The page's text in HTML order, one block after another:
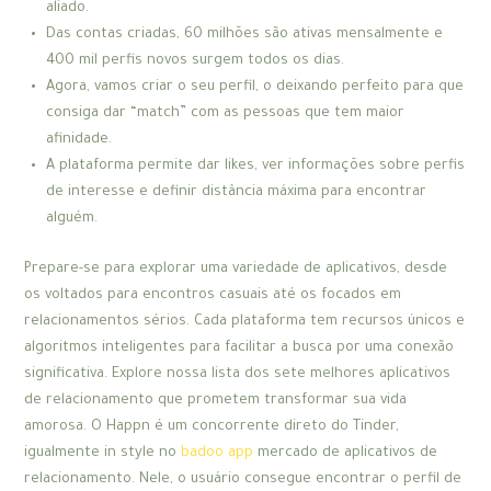
aliado.
Das contas criadas, 60 milhões são ativas mensalmente e
400 mil perfis novos surgem todos os dias.
Agora, vamos criar o seu perfil, o deixando perfeito para que
consiga dar “match” com as pessoas que tem maior
afinidade.
A plataforma permite dar likes, ver informações sobre perfis
de interesse e definir distância máxima para encontrar
alguém.
Prepare-se para explorar uma variedade de aplicativos, desde
os voltados para encontros casuais até os focados em
relacionamentos sérios. Cada plataforma tem recursos únicos e
algoritmos inteligentes para facilitar a busca por uma conexão
significativa. Explore nossa lista dos sete melhores aplicativos
de relacionamento que prometem transformar sua vida
amorosa. O Happn é um concorrente direto do Tinder,
igualmente in style no badoo app mercado de aplicativos de
relacionamento. Nele, o usuário consegue encontrar o perfil de